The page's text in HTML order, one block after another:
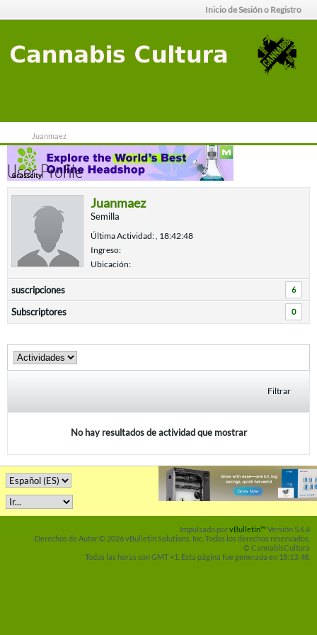
Inicio de Sesión o Registro
Juanmaez
User Profile
Juanmaez
Semilla
Última Actividad: , 18:42:48
Ingreso:
Ubicación:
suscripciones 6
Subscriptores 0
Filtrar
No hay resultados de actividad que mostrar
Impulsado porvBulletin™Versión 5.6.4
Derechos de Autor © 2026 vBulletin Solutions, Inc. Todos los derechos reservados.
© CannabisCultura
Todas las horas son GMT +1. Esta página fue generada en 18:13:48.